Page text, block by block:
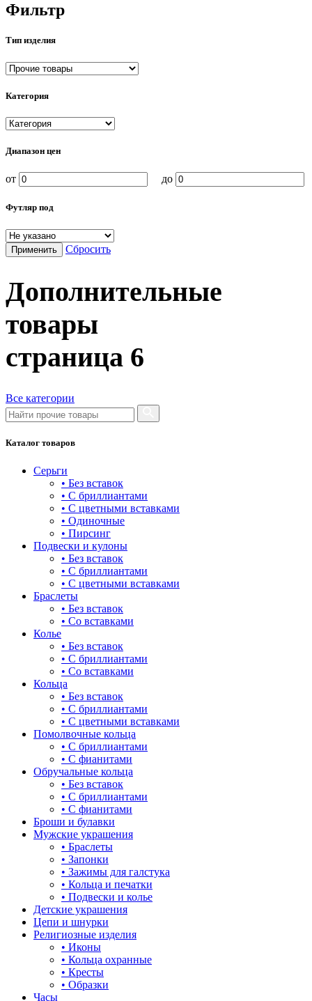
Фильтр
Тип изделия
Категория
Диапазон цен
от до
Футляр под
Применить Сбросить
Дополнительные
товары
страница 6
Все категории
Каталог товаров
Серьги
• Без вставок
• С бриллиантами
• С цветными вставками
• Одиночные
• Пирсинг
Подвески и кулоны
• Без вставок
• С бриллиантами
• С цветными вставками
Браслеты
• Без вставок
• Со вставками
Колье
• Без вставок
• С бриллиантами
• Со вставками
Кольца
• Без вставок
• С бриллиантами
• С цветными вставками
Помолвочные кольца
• С бриллиантами
• С фианитами
Обручальные кольца
• Без вставок
• С бриллиантами
• С фианитами
Броши и булавки
Мужские украшения
• Браслеты
• Запонки
• Зажимы для галстука
• Кольца и печатки
• Подвески и колье
Детские украшения
Цепи и шнурки
Религиозные изделия
• Иконы
• Кольца охранные
• Кресты
• Образки
Часы